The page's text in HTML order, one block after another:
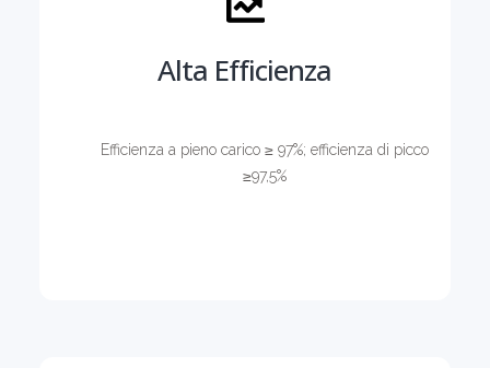
Alta Efficienza
Efficienza a pieno carico ≥ 97%; efficienza di picco
≥97,5%